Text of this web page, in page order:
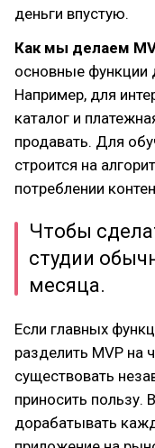
деньги впустую.
Как мы делаем
основные
Например, для
каталог и
продавать. Для
строится на
потреблении
Чтобы
студии
месяца.
Если главных
разделить MVP на
существовать
приносить
дорабатывать